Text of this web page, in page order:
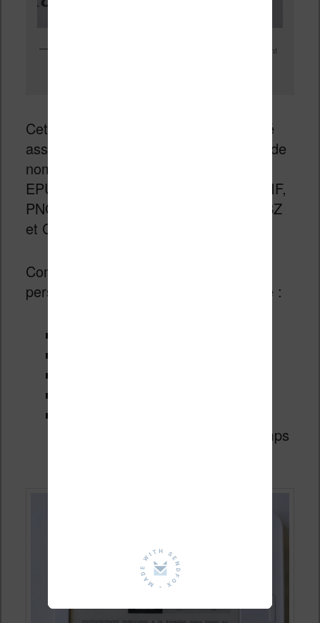
Même avec un zoom puissant, les caractères restent parfaitement
Cette Libra 2 propose une compatibilité
assez importante puisqu’elle supporte de
nombreux formats de fichiers : EPUB,
EPUB3, FlePub, PDF, MOBI, JPEG, GIF,
PNG, BMP, TIFF, TXT, HTML, RTF, CBZ
et CBR.
Comme toujours, on a des options de
personnalisations du texte intéressante :
temps restant dans le livre et temps